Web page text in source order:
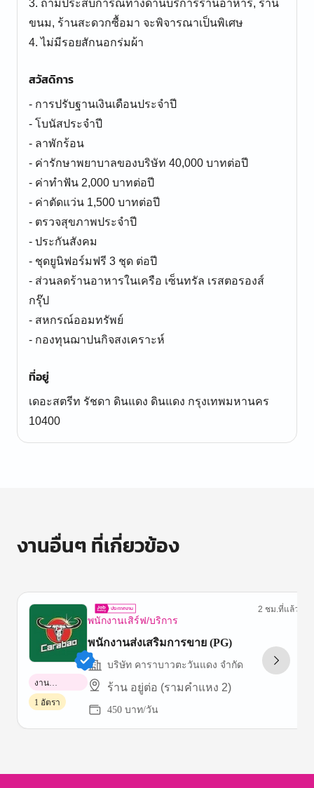
3. ถ้ามีประสบการณ์ทางด้านบริการร้านอาหาร, ร้าน
ขนม, ร้านสะดวกซื้อมา จะพิจารณาเป็นพิเศษ
4. ไม่มีรอยสักนอกร่มผ้า
สวัสดิการ
- การปรับฐานเงินเดือนประจำปี
- โบนัสประจำปี
- ลาพักร้อน
- ค่ารักษาพยาบาลของบริษัท 40,000 บาทต่อปี
- ค่าทำฟัน 2,000 บาทต่อปี
- ค่าตัดแว่น 1,500 บาทต่อปี
- ตรวจสุขภาพประจำปี
- ประกันสังคม
- ชุดยูนิฟอร์มฟรี 3 ชุด ต่อปี
- ส่วนลดร้านอาหารในเครือ เซ็นทรัล เรสตอรองส์
กรุ๊ป
- สหกรณ์ออมทรัพย์
- กองทุนฌาปนกิจสงเคราะห์
ที่อยู่
เดอะสตรีท รัชดา ดินแดง ดินแดง กรุงเทพมหานคร
10400
งานอื่นๆ ที่เกี่ยวข้อง
พนักงานเสิร์ฟ/บริการ
2 ชม.ที่แล้ว
พนักงานส่งเสริมการขาย (PG)
บริษัท คาราบาวตะวันแดง จำกัด
ร้าน อยู่ต่อ (รามคำแหง 2)
450 บาท/วัน
งาน
พาร์ทไทม์
1 อัตรา
of